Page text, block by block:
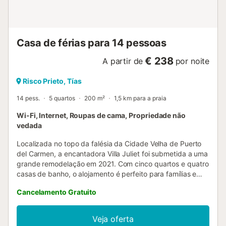
Casa de férias para 14 pessoas
A partir de € 238 por noite
Risco Prieto, Tías
14 pess. 5 quartos 200 m² 1,5 km para a praia
Wi-Fi, Internet, Roupas de cama, Propriedade não
vedada
Localizada no topo da falésia da Cidade Velha de Puerto
del Carmen, a encantadora Villa Juliet foi submetida a uma
grande remodelação em 2021. Com cinco quartos e quatro
casas de banho, o alojamento é perfeito para famílias e
confortavelmente mobilado com ar condicionado, WIFI e
mesa de bilhar e churrasco ao ar livre. Quartos 1. Cama
Super King & Cama de solteiro (ao lado da sala de estar,
dorme 3), roupeiros embutidos, TV multicanal montada na
Cancelamento Gratuito
Veja oferta